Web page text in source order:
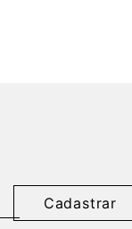
Cadastrar